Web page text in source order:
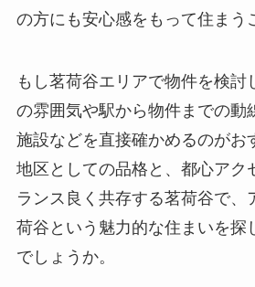
の方にも安心感をもって住まう
もし茗荷谷エリアで物件を検討
の雰囲気や駅から物件までの動
施設などを直接確かめるのがお
地区としての品格と、都心アク
ランス良く共存する茗荷谷で、
荷谷という魅力的な住まいを探
でしょうか。